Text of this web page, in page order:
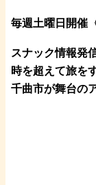
毎週土曜日開催
スナック情報発
時を超えて旅を
千曲市が舞台の